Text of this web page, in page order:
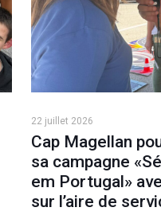
22 juillet 2026
Cap Magellan
sa campagne
em Portugal»
sur l’aire de